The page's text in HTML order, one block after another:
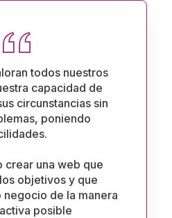
todos nuestros
capacidad de
circunstancias sin
poniendo
crear una web que
objetivos y que
de la manera
posible